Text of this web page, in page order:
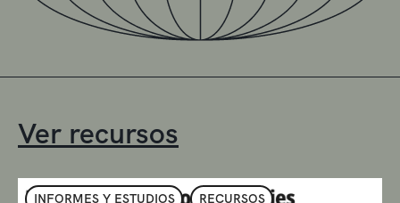
Ver recursos
INFORMES Y ESTUDIOS RECURSOS